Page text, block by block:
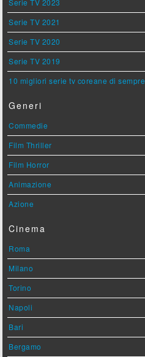
Serie TV 2023
Serie TV 2021
Serie TV 2020
Serie TV 2019
10 migliori serie tv coreane di sempre
Generi
Commedie
Film Thriller
Film Horror
Animazione
Azione
Cinema
Roma
Milano
Torino
Napoli
Bari
Bergamo